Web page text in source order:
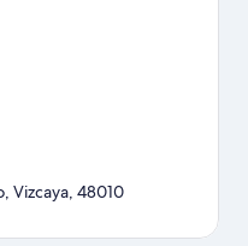
Vizcaya, 48010